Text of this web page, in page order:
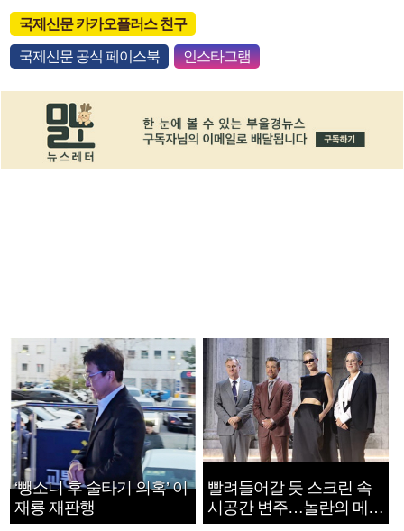
국제신문 카카오플러스 친구
국제신문 공식 페이스북 인스타그램
‘뺑소니 후 술타기 의혹’ 이
재룡 재판행
빨려들어갈 듯 스크린 속
시공간 변주…놀란의 메시